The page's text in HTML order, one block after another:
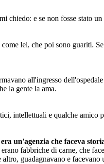
e se non fosse stato
lei, che poi sono guariti.
all'ingresso
la gente la ama.
intellettuali e qualche amico
un'agenzia che faceva
fabbriche di carne, che
guadagnavano e facevano